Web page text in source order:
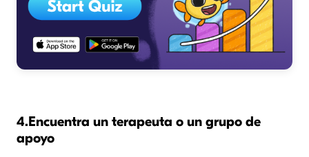
4.Encuentra un terapeuta o un grupo de
apoyo